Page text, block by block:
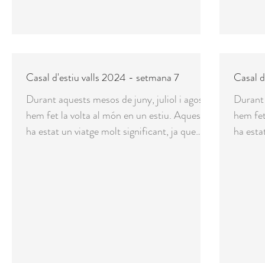
Casal d'estiu valls 2024 - setmana 7
Durant aquests mesos de juny, juliol i agost
hem fet la volta al món en un estiu. Aquest
ha estat un viatge molt significant, ja que
Casal
hem
ha